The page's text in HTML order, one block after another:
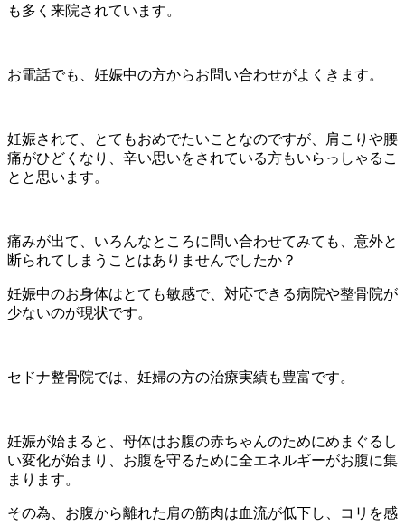
も多く来院されています。
お電話でも、妊娠中の方からお問い合わせがよくきます。
妊娠されて、とてもおめでたいことなのですが、肩こりや腰
痛がひどくなり、辛い思いをされている方もいらっしゃるこ
とと思います。
痛みが出て、いろんなところに問い合わせてみても、意外と
断られてしまうことはありませんでしたか？
妊娠中のお身体はとても敏感で、対応できる病院や整骨院が
少ないのが現状です。
セドナ整骨院では、妊婦の方の治療実績も豊富です。
妊娠が始まると、母体はお腹の赤ちゃんのためにめまぐるし
い変化が始まり、お腹を守るために全エネルギーがお腹に集
まります。
その為、お腹から離れた肩の筋肉は血流が低下し、コリを感